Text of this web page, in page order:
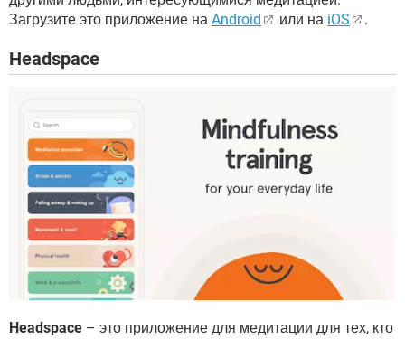
Загрузите это приложение на Android или на iOS .
Headspace
Headspace – это приложение для медитации для тех, кто